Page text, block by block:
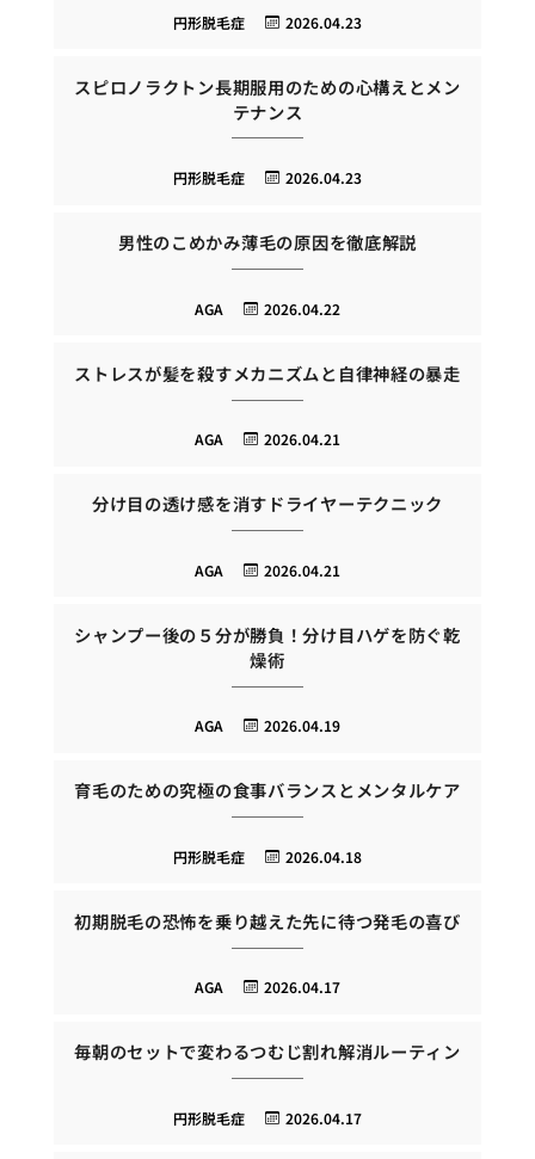
2026.04.23
円形脱毛症
スピロノラクトン長期服用のための心構えとメン
テナンス
2026.04.23
円形脱毛症
男性のこめかみ薄毛の原因を徹底解説
2026.04.22
AGA
ストレスが髪を殺すメカニズムと自律神経の暴走
2026.04.21
AGA
分け目の透け感を消すドライヤーテクニック
2026.04.21
AGA
シャンプー後の５分が勝負！分け目ハゲを防ぐ乾
燥術
2026.04.19
AGA
育毛のための究極の食事バランスとメンタルケア
2026.04.18
円形脱毛症
初期脱毛の恐怖を乗り越えた先に待つ発毛の喜び
2026.04.17
AGA
毎朝のセットで変わるつむじ割れ解消ルーティン
2026.04.17
円形脱毛症